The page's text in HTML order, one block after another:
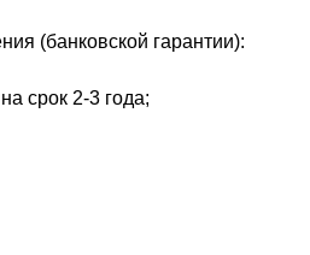
(банковской гарантии):
срок 2-3 года;